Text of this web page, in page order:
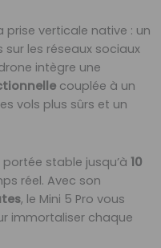
prise verticale native : un
les réseaux sociaux
intègre une
couplée à un
vols plus sûrs et un
stable jusqu’à 10
réel. Avec son
, le Mini 5 Pro vous
immortaliser chaque